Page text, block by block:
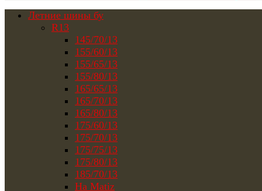
Летние шины бу
R13
145/70/13
155/60/13
155/65/13
155/80/13
165/65/13
165/70/13
165/80/13
175/60/13
175/70/13
175/75/13
175/80/13
185/70/13
На Matiz